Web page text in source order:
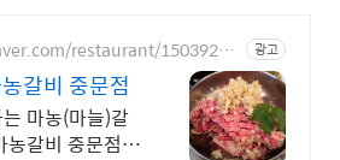
restaurant/15039274 광고
갈비 중문점
마농(마늘)갈
농갈비 중문점입